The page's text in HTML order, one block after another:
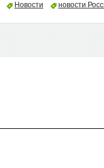
Новости
новости